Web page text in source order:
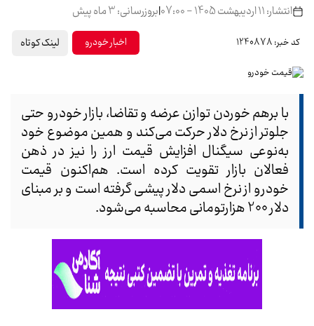
انتشار: 11 اردیبهشت 1405 - 07:00 |بروزرسانی: 3 ماه پیش
کد خبر: 1240878 اخبار خودرو لینک کوتاه
با برهم خوردن توازن عرضه و تقاضا، بازار خودرو حتی
جلوتر از نرخ دلار حرکت می‌کند و همین موضوع خود
به‌نوعی سیگنال افزایش قیمت ارز را نیز در ذهن
فعالان بازار تقویت کرده است. هم‌اکنون قیمت
خودرو از نرخ اسمی دلار پیشی گرفته است و بر مبنای
دلار 200 هزارتومانی محاسبه می‌شود.